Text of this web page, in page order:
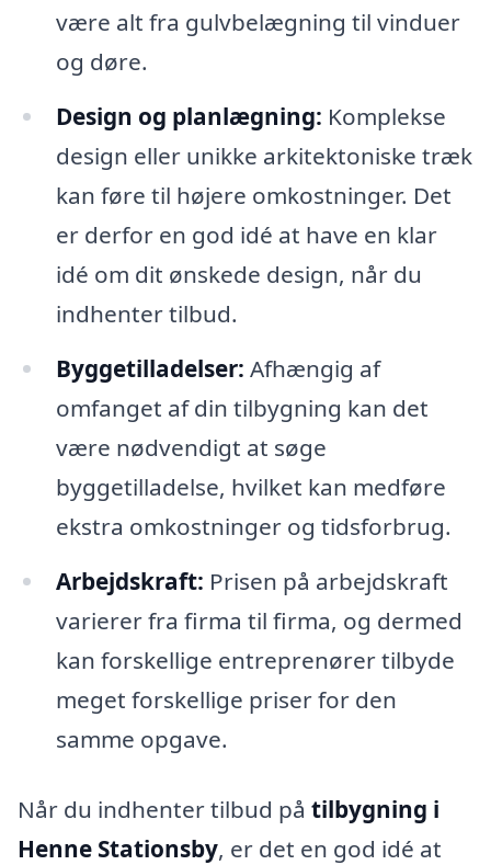
være alt fra gulvbelægning til vinduer
og døre.
Design og planlægning: Komplekse
design eller unikke arkitektoniske træk
kan føre til højere omkostninger. Det
er derfor en god idé at have en klar
idé om dit ønskede design, når du
indhenter tilbud.
Byggetilladelser: Afhængig af
omfanget af din tilbygning kan det
være nødvendigt at søge
byggetilladelse, hvilket kan medføre
ekstra omkostninger og tidsforbrug.
Arbejdskraft: Prisen på arbejdskraft
varierer fra firma til firma, og dermed
kan forskellige entreprenører tilbyde
meget forskellige priser for den
samme opgave.
Når du indhenter tilbud på tilbygning i
Henne Stationsby, er det en god idé at